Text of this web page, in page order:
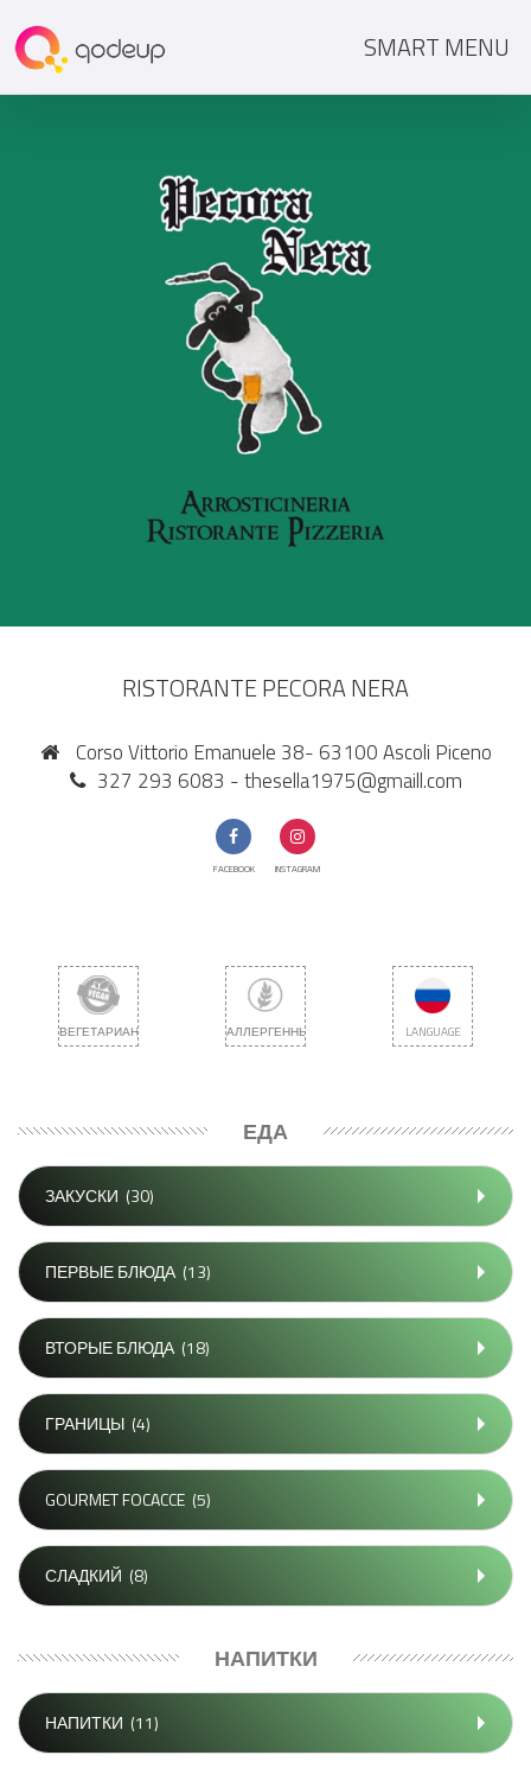
SMART MENU
RISTORANTE PECORA NERA
Corso Vittorio Emanuele 38- 63100 Ascoli Piceno
327 293 6083 -thesella1975@gmaill.com
FACEBOOK INSTAGRAM
ВЕГЕТАРИАНЕЦ АЛЛЕРГЕННЫЙ LANGUAGE
ЕДА
ЗАКУСКИ (30)
ПЕРВЫЕ БЛЮДА(13)
ВТОРЫЕ БЛЮДА(18)
ГРАНИЦЫ (4)
GOURMET FOCACCE (5)
СЛАДКИЙ (8)
НАПИТКИ
НАПИТКИ (11)